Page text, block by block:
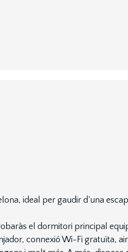
ideal per gaudir d’una
el dormitori principal
connexió Wi-Fi gratuïta,